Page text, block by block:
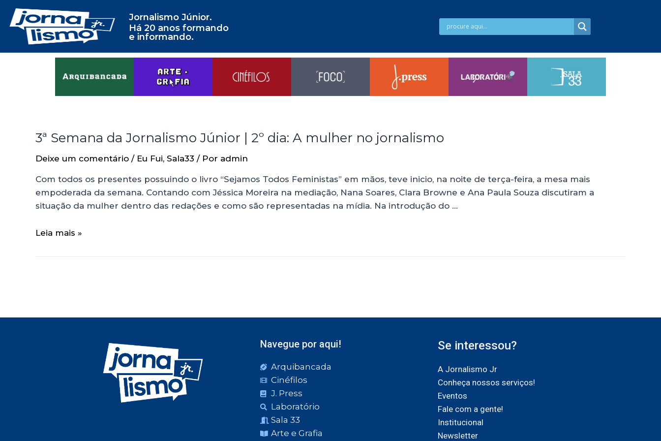
Jornalismo Júnior.
Há 20 anos formando
e informando.
3ª Semana da Jornalismo Júnior | 2º dia: A mulher no jornalismo
Deixe um comentário / Eu Fui, Sala33 / Por admin
Com todos os presentes possuindo o livro “Sejamos Todos Feministas” em mãos, teve inicio, na noite de terça-feira, a mesa mais
empoderada da semana. Contando com Jéssica Moreira na mediação, Nana Soares, Clara Browne e Ana Paula Souza discutiram a
situação da mulher dentro das redações e como são representadas na mídia. Na introdução do …
Leia mais »
Navegue por aqui!
Arquibancada
Cinéfilos
J. Press
Laboratório
Sala 33
Arte e Grafia
Se interessou?
A Jornalismo Jr
Conheça nossos serviços!
Eventos
Fale com a gente!
Institucional
Newsletter